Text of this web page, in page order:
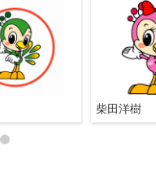
柴田洋樹